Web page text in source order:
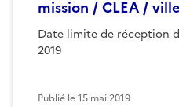
mission / CLEA /
Date limite de réception
2019
Publié le15 mai 2019